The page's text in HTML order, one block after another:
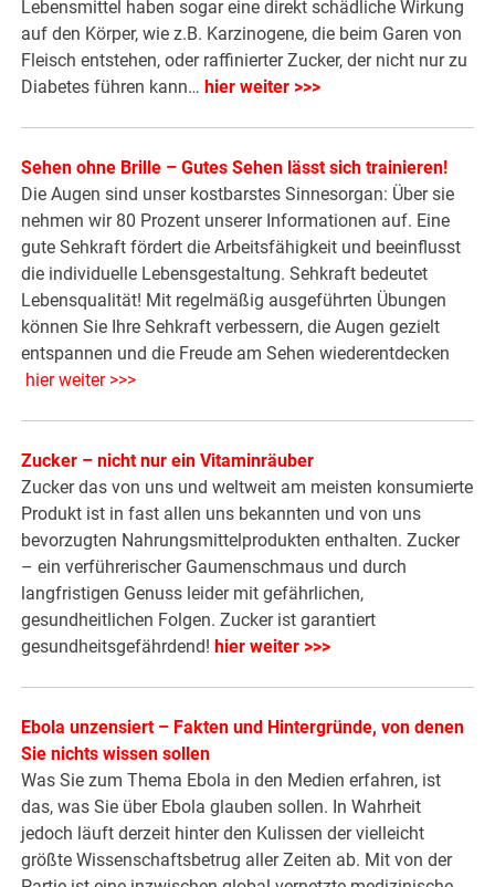
Lebensmittel haben sogar eine direkt schädliche Wirkung
auf den Körper, wie z.B. Karzinogene, die beim Garen von
Fleisch entstehen, oder raffinierter Zucker, der nicht nur zu
Diabetes führen kann… hier weiter >>>
Sehen ohne Brille – Gutes Sehen lässt sich trainieren!
Die Augen sind unser kostbarstes Sinnesorgan: Über sie
nehmen wir 80 Prozent unserer Informationen auf. Eine
gute Sehkraft fördert die Arbeitsfähigkeit und beeinflusst
die individuelle Lebensgestaltung. Sehkraft bedeutet
Lebensqualität! Mit regelmäßig ausgeführten Übungen
können Sie Ihre Sehkraft verbessern, die Augen gezielt
entspannen und die Freude am Sehen wiederentdecken
hier weiter >>>
Zucker – nicht nur ein Vitaminräuber
Zucker das von uns und weltweit am meisten konsumierte
Produkt ist in fast allen uns bekannten und von uns
bevorzugten Nahrungsmittelprodukten enthalten. Zucker
– ein verführerischer Gaumenschmaus und durch
langfristigen Genuss leider mit gefährlichen,
gesundheitlichen Folgen. Zucker ist garantiert
gesundheitsgefährdend! hier weiter >>>
Ebola unzensiert – Fakten und Hintergründe, von denen
Sie nichts wissen sollen
Was Sie zum Thema Ebola in den Medien erfahren, ist
das, was Sie über Ebola glauben sollen. In Wahrheit
jedoch läuft derzeit hinter den Kulissen der vielleicht
größte Wissenschaftsbetrug aller Zeiten ab. Mit von der